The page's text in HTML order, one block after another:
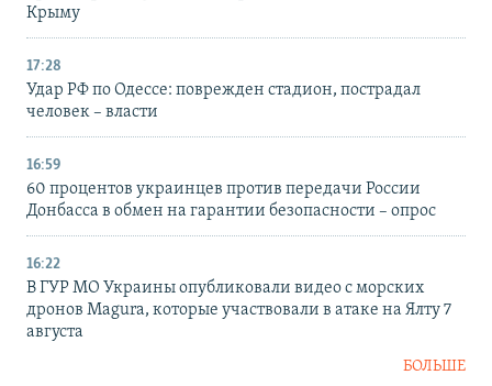
Крыму
17:28
Удар РФ по Одессе: поврежден стадион, пострадал
человек – власти
16:59
60 процентов украинцев против передачи России
Донбасса в обмен на гарантии безопасности – опрос
16:22
В ГУР МО Украины опубликовали видео с морских
дронов Magura, которые участвовали в атаке на Ялту 7
августа
БОЛЬШЕ